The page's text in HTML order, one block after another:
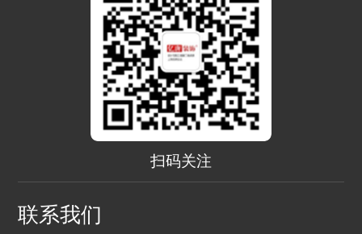
扫码关注
联系我们